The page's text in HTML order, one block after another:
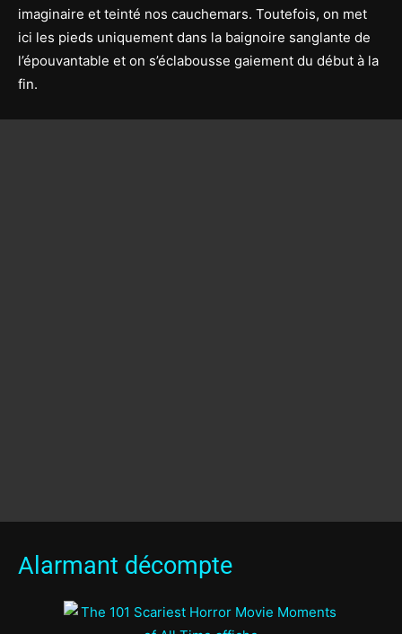
imaginaire et teinté nos cauchemars. Toutefois, on met
ici les pieds uniquement dans la baignoire sanglante de
l’épouvantable et on s’éclabousse gaiement du début à la
fin.
Alarmant décompte